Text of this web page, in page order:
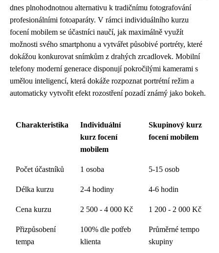
dnes plnohodnotnou alternativu k tradičnímu fotografování
profesionálními fotoaparáty. V rámci individuálního kurzu
focení mobilem se účastníci naučí, jak maximálně využít
možnosti svého smartphonu a vytvářet působivé portréty, které
dokážou konkurovat snímkům z drahých zrcadlovek. Mobilní
telefony moderní generace disponují pokročilými kamerami s
umělou inteligencí, která dokáže rozpoznat portrétní režim a
automaticky vytvořit efekt rozostření pozadí známý jako bokeh.
Charakteristika
Individuální
kurz focení
mobilem
Skupinový kurz
focení mobilem
Počet účastníků 1 osoba 5-15 osob
Délka kurzu 2-4 hodiny 4-6 hodin
Cena kurzu 2 500 - 4 000 Kč 1 200 - 2 000 Kč
Přizpůsobení
tempa
100% dle potřeb
klienta
Průměrné tempo
skupiny